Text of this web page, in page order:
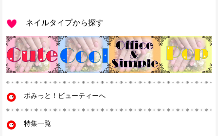
ネイルタイプから探す
ポみっと！ビューティーへ
特集一覧